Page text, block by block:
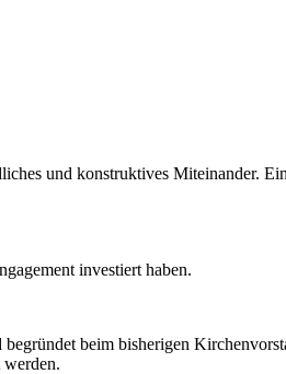
und konstruktives Miteinander.
investiert haben.
beim bisherigen